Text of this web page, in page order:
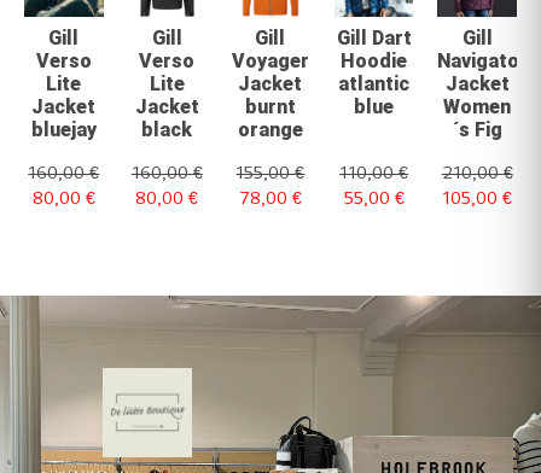
Gill
Verso
Lite
Jacket
bluejay
160,00€
80,00 €
Gill
Verso
Lite
Jacket
black
160,00€
80,00€
Gill
Voyager
Jacket
burnt
orange
155,00€
78,00 €
Gill Dart
Hoodie
atlantic
blue
110,00€
55,00 €
Gill
Navigator
Jacket
Women
´s Fig
210,00€
105,00€